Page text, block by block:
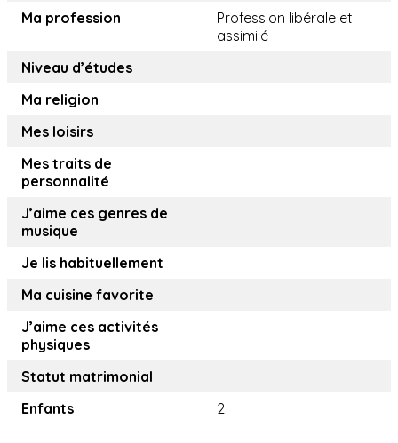
Ma profession
Profession libérale et
assimilé
Niveau d’études
Ma religion
Mes loisirs
Mes traits de
personnalité
J’aime ces genres de
musique
Je lis habituellement
Ma cuisine favorite
J’aime ces activités
physiques
Statut matrimonial
Enfants
2